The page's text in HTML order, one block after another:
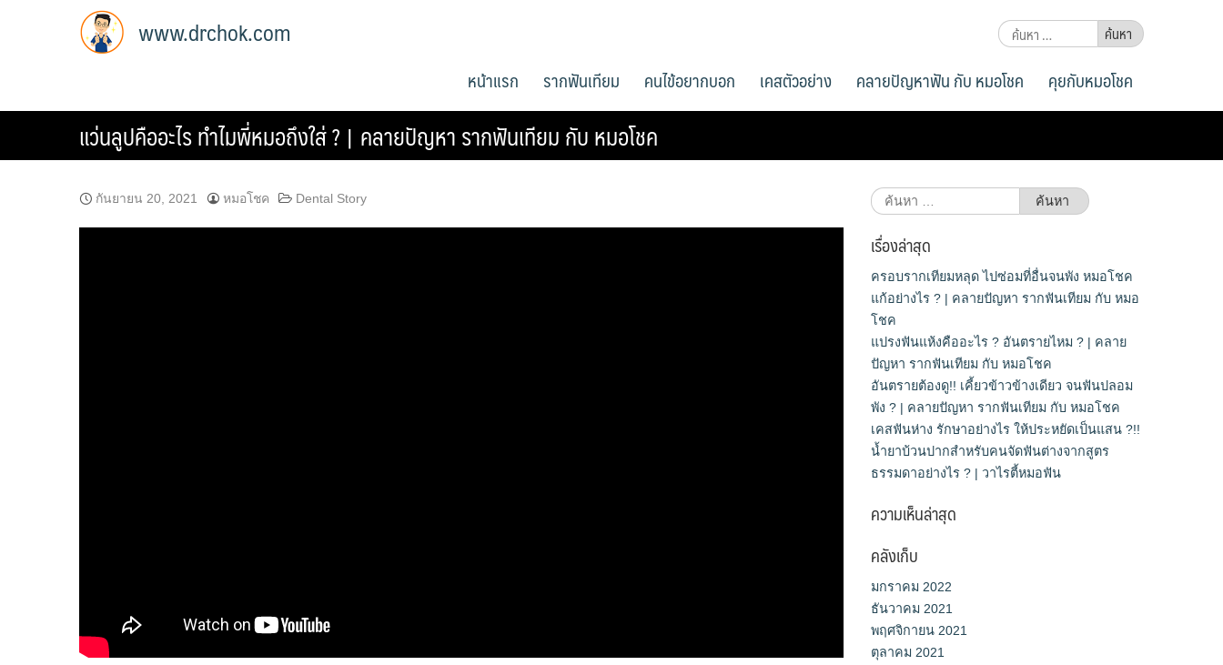
www.drchok.com
ค้นหา
สำหรับ:
หน้าแรก รากฟันเทียม คนไข้อยากบอก เคสตัวอย่าง คลายปัญหาฟัน กับ หมอโชค คุยกับหมอโชค
แว่นลูปคืออะไร ทำไมพี่หมอถึงใส่ ? | คลายปัญหา รากฟันเทียม กับ หมอโชค
กันยายน 20, 2021 หมอโชค Dental Story
ค้นหา
สำหรับ:
เรื่องล่าสุด
ครอบรากเทียมหลุด ไปซ่อมที่อื่นจนพัง หมอโชค
แก้อย่างไร ? | คลายปัญหา รากฟันเทียม กับ หมอ
โชค
แปรงฟันแห้งคืออะไร ? อันตรายไหม ? | คลาย
ปัญหา รากฟันเทียม กับ หมอโชค
อันตรายต้องดู!! เคี้ยวข้าวข้างเดียว จนฟันปลอม
พัง ? | คลายปัญหา รากฟันเทียม กับ หมอโชค
เคสฟันห่าง รักษาอย่างไร ให้ประหยัดเป็นแสน ?!!
น้ำยาบ้วนปากสำหรับคนจัดฟันต่างจากสูตร
ธรรมดาอย่างไร ? | วาไรตี้หมอฟัน
ความเห็นล่าสุด
คลังเก็บ
มกราคม 2022
ธันวาคม 2021
พฤศจิกายน 2021
ตุลาคม 2021